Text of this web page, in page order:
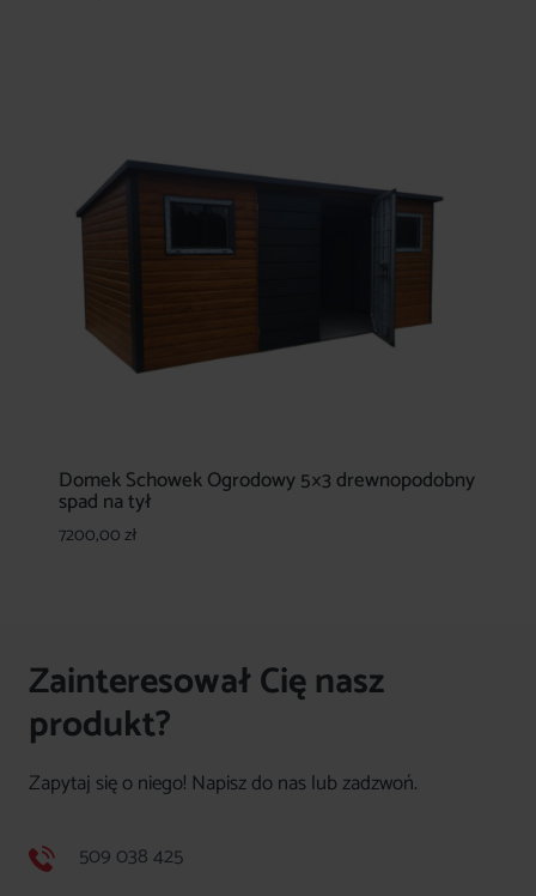
Domek Schowek Ogrodowy 5×3 drewnopodobny
spad na tył
7200,00zł
Zainteresował Cię nasz
produkt?
Zapytaj się o niego! Napisz do nas lub zadzwoń.
509 038 425